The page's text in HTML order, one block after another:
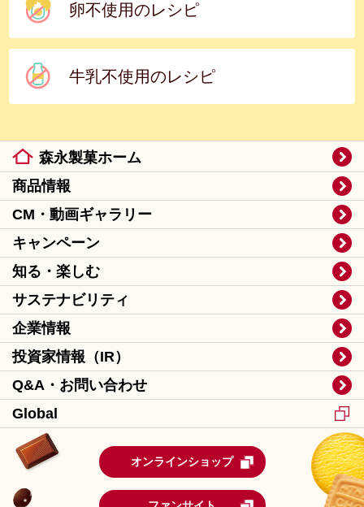
卵不使用のレシピ
牛乳不使用のレシピ
森永製菓ホーム
商品情報
CM・動画ギャラリー
キャンペーン
知る・楽しむ
サステナビリティ
企業情報
投資家情報（IR）
Q&A・お問い合わせ
Global
オンラインショップ